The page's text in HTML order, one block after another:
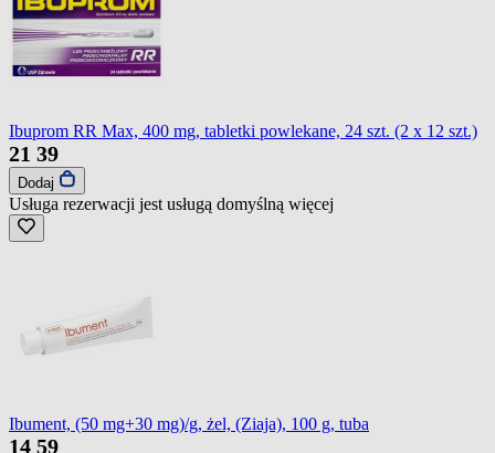
Ibuprom RR Max, 400 mg, tabletki powlekane, 24 szt. (2 x 12 szt.)
21 39
Dodaj
Usługa rezerwacji jest usługą domyślną więcej
Ibument, (50 mg+30 mg)/g, żel, (Ziaja), 100 g, tuba
14 59